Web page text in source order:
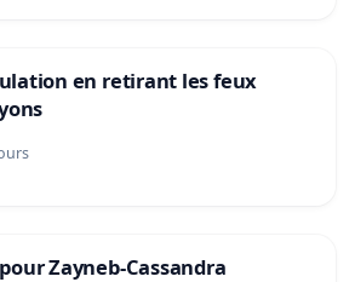
en retirant les feux
Zayneb-Cassandra